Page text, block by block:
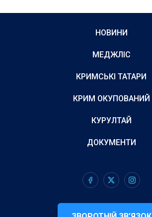
НОВИНИ
МЕДЖЛІС
КРИМСЬКІ ТАТАРИ
КРИМ ОКУПОВАНИЙ
КУРУЛТАЙ
ДОКУМЕНТИ